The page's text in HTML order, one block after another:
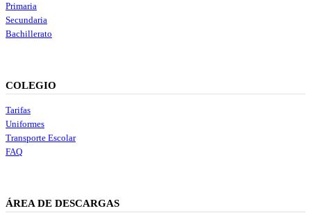
Primaria
Secundaria
Bachillerato
COLEGIO
Tarifas
Uniformes
Transporte Escolar
FAQ
ÁREA DE DESCARGAS